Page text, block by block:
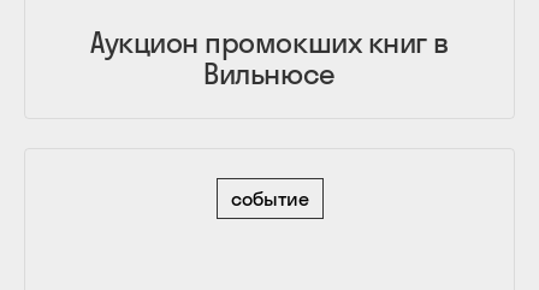
Аукцион промокших книг в
Вильнюсе
событие